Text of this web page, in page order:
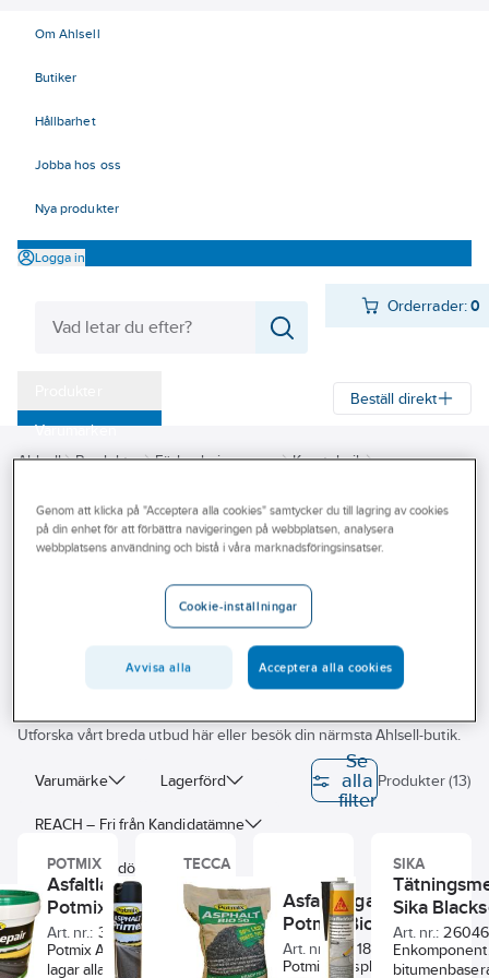
Om Ahlsell
Butiker
Hållbarhet
Jobba hos oss
Nya produkter
Logga in
Orderrader:0
Varumärken
Outlet
Branscher
Beställ direkt
Ahlsell Produkter Förbrukningsvaror
Kemteknik
Kallasfalt och taktätning
Vi på Ahlsell hjälper dig att hitta rätt produkt för ditt arbete. Vårt
sortiment av kemtekniska- och hygienprodukter omfattar bl.a. fog-
och tätmassor, brandtätning, rengöringsmedel, lim, smörjmedel,
Utforska vårt breda utbud här eller besök din närmsta Ahlsell-butik.
Varumärke Lagerförd
REACH – Fri från Kandidatämne
Byggvarubedömningen
Sunda hus BASTA
Egenskap
Se
alla
filter
Produkter (13)
POTMIX
Asfaltlagare
Potmix Repair
Art. nr.: 305770
Potmix Asphalt Repair
lagar alla typer av hål,
TECCA
Asfaltsprimer
Potmix
Art. nr.: 71437176
Använd Primer
vid asfaltarbeten
Asfaltslagare
Potmix Bio 50
Art. nr.:
69118447
Potmix® Asphalt Bio
SIKA
Sika
Art. nr.:
Genom att klicka på "Acceptera alla cookies" samtycker du till lagring av cookies
på din enhet för att förbättra navigeringen på webbplatsen, analysera
webbplatsens användning och bistå i våra marknadsföringsinsatser.
Cookie-inställningar
Avvisa alla Acceptera alla cookies